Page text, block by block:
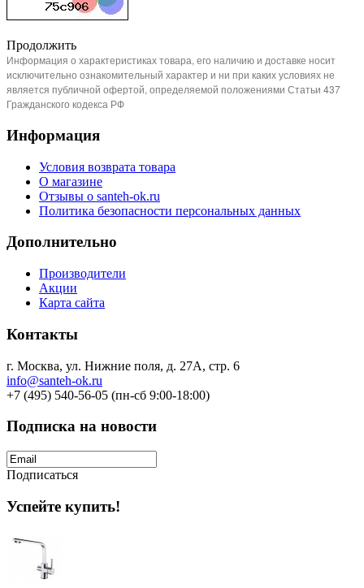
Продолжить
Информация о характеристиках товара, его наличию и доставке носит
исключительно ознакомительный характер и ни при каких условиях не
является публичной офертой, определяемой положениями Статьи 437
Гражданского кодекса РФ
Информация
Условия возврата товара
О магазине
Отзывы о santeh-ok.ru
Политика безопасности персональных данных
Дополнительно
Производители
Акции
Карта сайта
Контакты
г. Москва, ул. Нижние поля, д. 27А, стр. 6
info@santeh-ok.ru
+7 (495) 540-56-05 (пн-сб 9:00-18:00)
Подписка на новости
Подписаться
Успейте купить!